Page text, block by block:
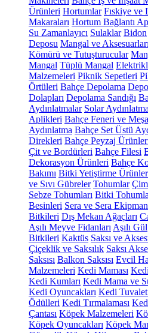
Ürünleri Hortumlar Fıskiye ve
Makaraları Hortum Bağlantı
Su Zamanlayıcı Sulaklar Bidon
Deposu Mangal ve Aksesuarları
Kömürü ve Tutuşturucular
Mangal Tüplü Mangal
Malzemeleri Piknik Sepetleri
Örtüleri Bahçe Depolama
Dolapları Depolama Sandığı
Aydınlatmalar Solar Aydınlatma
Aplikleri Bahçe Feneri ve
Aydınlatma Bahçe Set Üstü
Direkleri Bahçe Peyzaj
Çit ve Bordürleri Bahçe Filesi
Dekorasyon Ürünleri Bahçe
Bakımı Bitki Yetiştirme
ve Sıvı Gübreler Tohumlar
Sebze Tohumları Bitki
Besinleri Sera ve Sera
Bitkileri Dış Mekan Ağaçları
Aşılı Meyve Fidanları Aşılı Gül
Bitkileri Kaktüs Saksı ve
Çiçeklik ve Saksılık Saksı
Saksısı Balkon Saksısı Evcil
Malzemeleri Kedi Maması
Kedi Kumları Kedi Mama ve
Kedi Oyuncakları Kedi
Ödülleri Kedi Tırmalaması
Çantası Köpek Malzemeleri
Köpek Oyuncakları Köpek